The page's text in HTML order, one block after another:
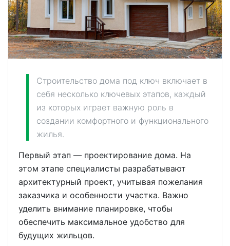
Строительство дома под ключ включает в
себя несколько ключевых этапов, каждый
из которых играет важную роль в
создании комфортного и функционального
жилья.
Первый этап — проектирование дома. На
этом этапе специалисты разрабатывают
архитектурный проект, учитывая пожелания
заказчика и особенности участка. Важно
уделить внимание планировке, чтобы
обеспечить максимальное удобство для
будущих жильцов.